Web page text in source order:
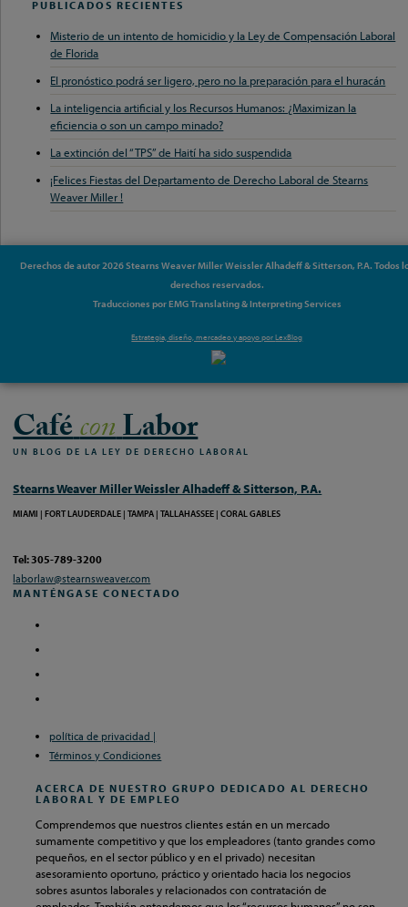
PUBLICADOS RECIENTES
Misterio de un intento de homicidio y la Ley de Compensación Laboral
de Florida
El pronóstico podrá ser ligero, pero no la preparación para el huracán
La inteligencia artificial y los Recursos Humanos: ¿Maximizan la
eficiencia o son un campo minado?
La extinción del “TPS” de Haití ha sido suspendida
¡Felices Fiestas del Departamento de Derecho Laboral de Stearns
Weaver Miller !
Derechos de autor 2026 Stearns Weaver Miller Weissler Alhadeff & Sitterson, P.A. Todos
derechos reservados.
Traducciones por EMG Translating & Interpreting Services
Estrategia, diseño, mercadeo y apoyo porLexBlog
CaféconLabor
UN BLOG DE LA LEY DE DERECHO LABORAL
Stearns Weaver Miller Weissler Alhadeff & Sitterson, P.A.
MIAMI FORT LAUDERDALE TAMPA TALLAHASSEE CORAL GABLES
Tel: 305-789-3200
laborlaw@stearnsweaver.com
MANTÉNGASE CONECTADO
política de privacidad |
Términos y Condiciones
ACERCA DE NUESTRO GRUPO DEDICADO AL DERECHO
LABORAL Y DE EMPLEO
Comprendemos que nuestros clientes están en un mercado
sumamente competitivo y que los empleadores (tanto grandes como
pequeños, en el sector público y en el privado) necesitan
asesoramiento oportuno, práctico y orientado hacia los negocios
sobres asuntos laborales y relacionados con contratación de